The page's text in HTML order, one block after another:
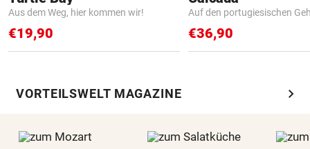
Aus dem Weg, hier kommen wir!
€19,90
Auf den portugiesischen
€36,90
VORTEILSWELT MAGAZINE chevron_right